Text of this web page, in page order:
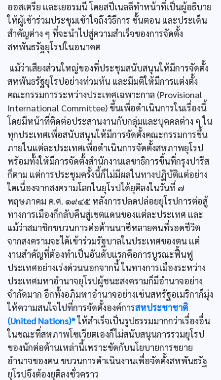
ออสเตรีย และเยอรมนี โดยสปีเนลลีทำหน้าที่เป็นผู้อธิบาย
ให้ผู้เข้าร่วมประชุมเข้าใจถึงวิธีการ ขั้นตอน และประเด็น
สำคัญต่าง ๆ ที่จะนำไปสู่ความสำเร็จของการจัดตั้ง
สหพันธรัฐยุโรปในอนาคต
แม้ว่าเสียงส่วนใหญ่ของที่ประชุมสนับสนุนให้มีการจัดตั้ง
สหพันธรัฐยุโรปอย่างท่วมท้น และมีมติให้มีการแต่งตั้ง
คณะกรรมการระหว่างประเทศเฉพาะกาล (Provisional
International Committee) ขึ้นเพื่อดำเนินการในเรื่องนี้
โดยมีหน้าที่ติดต่อประสานงานกับกลุ่มและบุคคลต่าง ๆ ใน
ทุกประเทศเพื่อสนับสนุนให้มีการจัดตั้งคณะกรรมการขึ้น
ภายในแต่ละประเทศเพื่อดำเนินการจัดตั้งสหภาพยุโรป
พร้อมทั้งให้มีการจัดตั้งสำนักงานเลขาธิการขึ้นที่กรุงปารีส
ก็ตาม แต่การประชุมครั้งนี้ก็ไม่มีผลในทางปฏิบัติแต่อย่าง
ใดเนื่องจากสงครามโลกในยุโรปได้ยุติลงในวันที่ ๗
พฤษภาคม ค.ศ. ๑๙๔๕ หลังการปลดปล่อยยุโรปการต่อสู้
ทางการเมืองก็กลับคืนสู่เขตแดนของแต่ละประเทศ และ
แม้ว่าสมาชิกขบวนการต่อต้านนาซีหลายคนที่รอดชีวิต
จากสงครามจะได้เข้าร่วมรัฐบาลในประเทศของตน แต่
งานสำคัญที่ต้องทำเป็นอันดับแรกคือการบูรณะฟื้นฟู
ประเทศอย่างเร่งด่วนนอกจากนี้ ในทางการเมืองระหว่าง
ประเทศมหาอำนาจยุโรปผู้ชนะสงครามก็มีอำนาจอย่าง
จำกัดมาก อีกทั้งอภิมหาอำนาจอย่างเช่นสหรัฐอเมริกาก็มุ่ง
ให้ความสนใจไปที่การจัดตั้งองค์การสหประชาชาติ
(United Nations)*ให้สำเร็จเป็นรูปธรรมมากกว่าเรื่องอื่น
ในขณะที่สหภาพโซเวียตเองก็ไม่สนับสนุนการรวมยุโรป
ของนักต่อต้านเหล่านี้เพราะขัดกับนโยบายการขยาย
อำนาจของตน ขบวนการดำเนินงานเพื่อจัดตั้งสหพันธรัฐ
ยุโรปจึงต้องยุติลงชั่วคราว